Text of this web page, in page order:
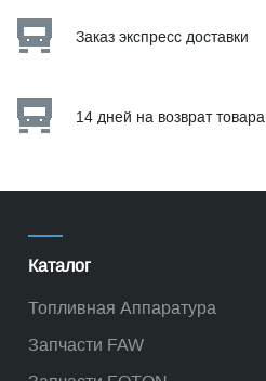
Заказ экспресс доставки
14 дней на возврат товара
Каталог
Топливная Аппаратура
Запчасти FAW